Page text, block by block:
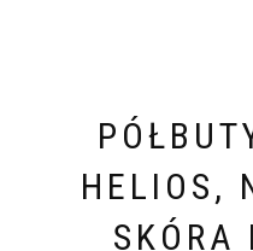
HELIOS,
SKÓRA